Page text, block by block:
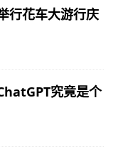
行花车大游行庆
究竟是个